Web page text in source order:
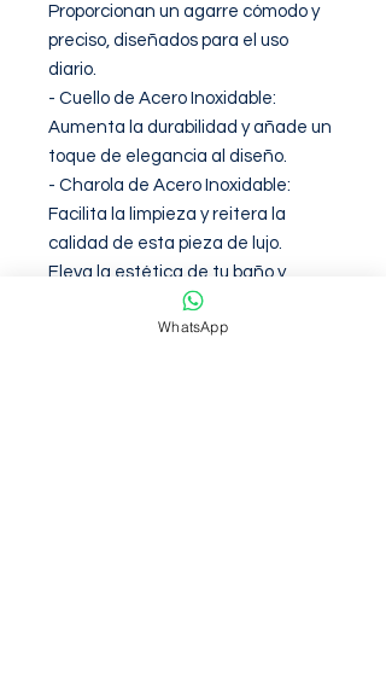
Proporcionan un agarre cómodo y
preciso, diseñados para el uso
diario.
- Cuello de Acero Inoxidable:
Aumenta la durabilidad y añade un
toque de elegancia al diseño.
- Charola de Acero Inoxidable:
Facilita la limpieza y reitera la
calidad de esta pieza de lujo.
Eleva la estética de tu baño y
disfruta de la fusión perfecta entre
estilo y funcionalidad. ¡Haz tu
WhatsApp